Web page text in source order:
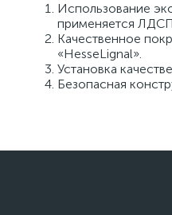
Использование
применяется
Качественное
«HesseLignal».
Установка
Безопасная